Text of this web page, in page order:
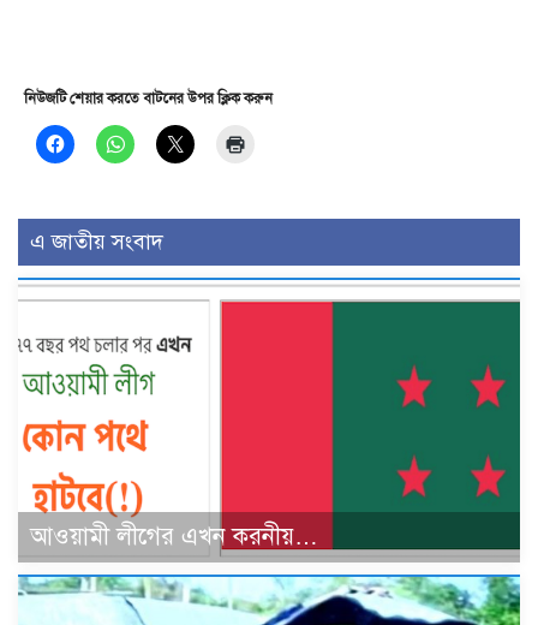
নিউজটি শেয়ার করতে বাটনের উপর ক্লিক করুন
এ জাতীয় সংবাদ
আওয়ামী লীগের এখন করনীয়…